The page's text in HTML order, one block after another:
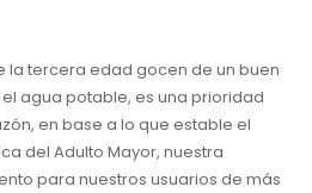
la tercera edad gocen de un buen
agua potable, es una prioridad
en base a lo que estable el
del Adulto Mayor, nuestra
para nuestros usuarios de más